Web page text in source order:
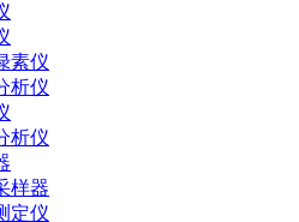
素仪
析仪
析仪
样器
定仪